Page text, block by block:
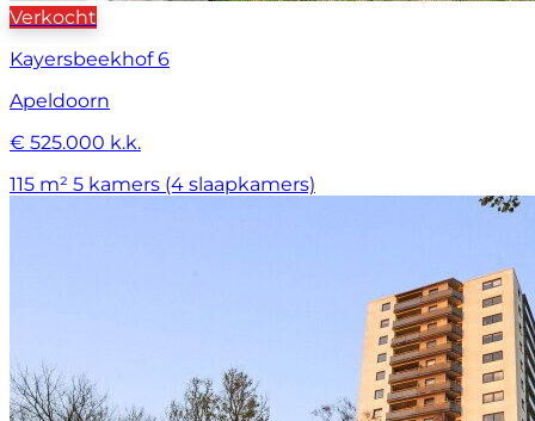
Verkocht
Kayersbeekhof 6
Apeldoorn
€ 525.000 k.k.
115 m² 5 kamers (4 slaapkamers)